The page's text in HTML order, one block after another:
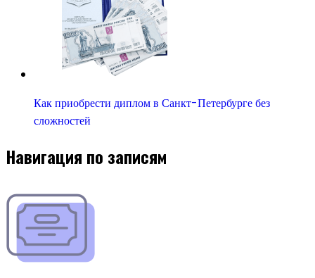
Как приобрести диплом в Санкт-Петербурге без
сложностей
Навигация по записям